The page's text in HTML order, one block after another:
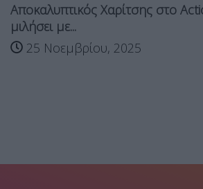
Αποκαλυπτικός Χαρίτσης στο
μιλήσει με...
25 Νοεμβρίου, 2025